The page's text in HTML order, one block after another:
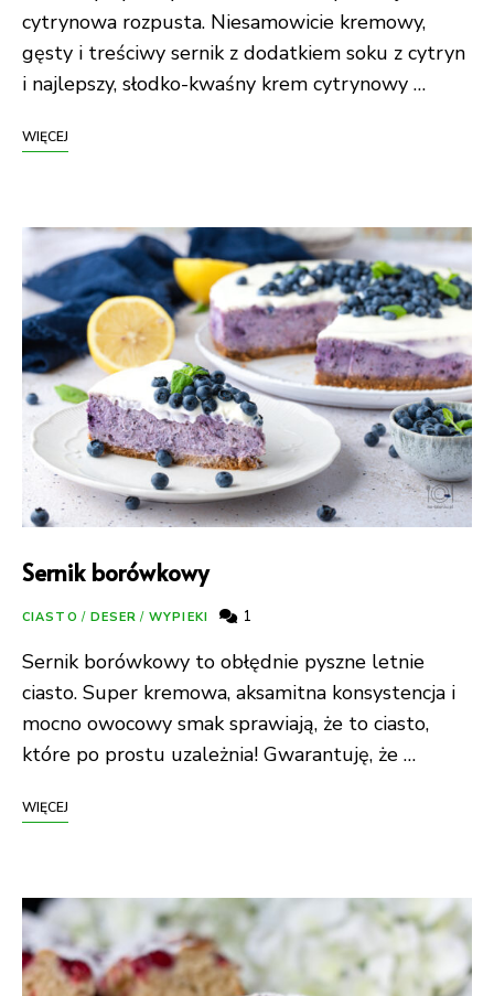
cytrynowa rozpusta. Niesamowicie kremowy,
gęsty i treściwy sernik z dodatkiem soku z cytryn
i najlepszy, słodko-kwaśny krem cytrynowy …
WIĘCEJ
Sernik borówkowy
CIASTO / DESER / WYPIEKI 1
Sernik borówkowy to obłędnie pyszne letnie
ciasto. Super kremowa, aksamitna konsystencja i
mocno owocowy smak sprawiają, że to ciasto,
które po prostu uzależnia! Gwarantuję, że …
WIĘCEJ